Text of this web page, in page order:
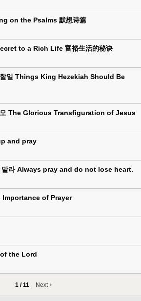
on the Psalms 默想诗篇
to a Rich Life 富裕生活的秘诀
할일 Things King Hezekiah Should Be
모 The Glorious Transfiguration of Jesus
and pray
말라 Always pray and do not lose heart.
Importance of Prayer
the Lord
1 / 11 Next